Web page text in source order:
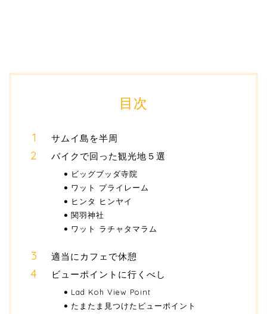
目次
サムイ島を半周
バイクで回った観光地５選
ビッグブッダ寺院
ワット プライレーム
ヒンタ ヒンヤイ
関羽神社
ワット ラチャタマラム
適当にカフェで休憩
ビューポイントに行くべし
Lad Koh View Point
たまたま見つけたビューポイント